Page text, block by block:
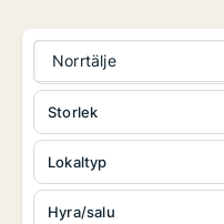
Norrtälje
Lokaltyp
Hyra/salu
Storlek